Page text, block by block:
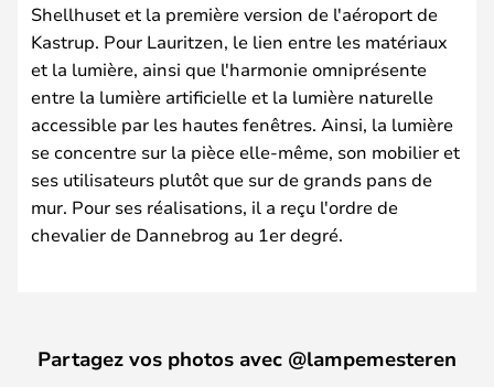
Shellhuset et la première version de l'aéroport de
Kastrup. Pour Lauritzen, le lien entre les matériaux
et la lumière, ainsi que l'harmonie omniprésente
entre la lumière artificielle et la lumière naturelle
accessible par les hautes fenêtres. Ainsi, la lumière
se concentre sur la pièce elle-même, son mobilier et
ses utilisateurs plutôt que sur de grands pans de
mur. Pour ses réalisations, il a reçu l'ordre de
chevalier de Dannebrog au 1er degré.
Partagez vos photos avec @lampemesteren